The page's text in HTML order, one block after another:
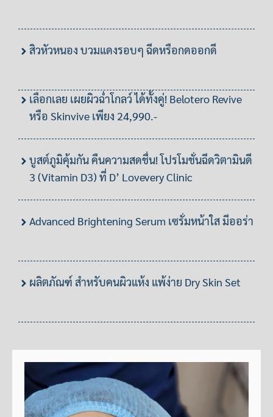
สิวหัวหนอง บวมแดงรอบๆ ฉีดหรือกดออกดี
เลือกเลย เผยผิวฉ่ำโกลว์ ได้ทั้งคู่! Belotero Revive
หรือ Skinvive เพียง 24,990.-
บูสต์ภูมิคุ้มกัน คืนความสดชื่น! โปรโมชั่นฉีดวิตามินดี
3 (Vitamin D3) ที่ D’ Lovevery Clinic
Advanced Brightening Serum เซรั่มหน้าใส มีออร่า
ผลิตภัณฑ์ สำหรับคนผิวแห้ง แพ้ง่าย Dry Skin Set